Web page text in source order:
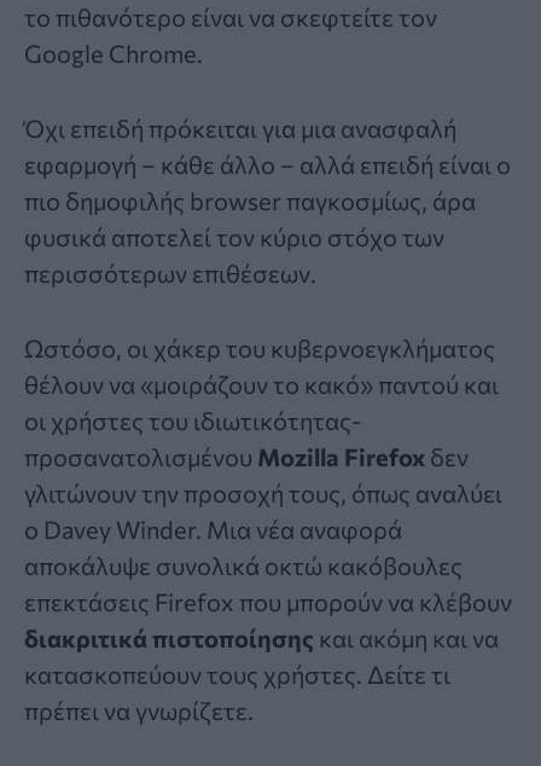
το πιθανότερο είναι να σκεφτείτε τον
Google Chrome.
Όχι επειδή πρόκειται για μια ανασφαλή
εφαρμογή – κάθε άλλο – αλλά επειδή είναι ο
πιο δημοφιλής browser παγκοσμίως, άρα
φυσικά αποτελεί τον κύριο στόχο των
περισσότερων επιθέσεων.
Ωστόσο, οι χάκερ του κυβερνοεγκλήματος
θέλουν να «μοιράζουν το κακό» παντού και
οι χρήστες του ιδιωτικότητας-
προσανατολισμένου Mozilla Firefox δεν
γλιτώνουν την προσοχή τους, όπως αναλύει
ο Davey Winder. Μια νέα αναφορά
αποκάλυψε συνολικά οκτώ κακόβουλες
επεκτάσεις Firefox που μπορούν να κλέβουν
διακριτικά πιστοποίησης και ακόμη και να
κατασκοπεύουν τους χρήστες. Δείτε τι
πρέπει να γνωρίζετε.